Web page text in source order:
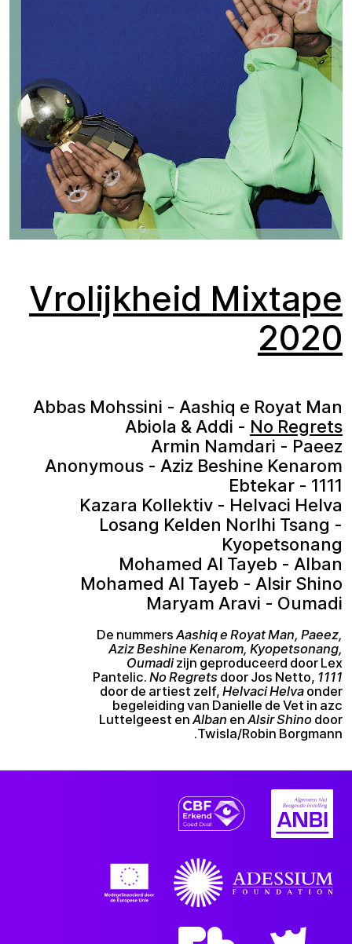
Vrolijkheid Mixtape
2020
Abbas Mohssini - Aashiq e Royat Man
Abiola & Addi - No Regrets
Armin Namdari - Paeez
Anonymous - Aziz Beshine Kenarom
Ebtekar - 1111
Kazara Kollektiv - Helvaci Helva
Losang Kelden Norlhi Tsang -
Kyopetsonang
Mohamed Al Tayeb - Alban
Mohamed Al Tayeb - Alsir Shino
Maryam Aravi - Oumadi
De nummersAashiq e Royat Man, Paeez,
Aziz Beshine Kenarom, Kyopetsonang,
Oumadizijn geproduceerd door Lex
Pantelic.No Regrets door Jos Netto, 1111
door de artiest zelf,Helvaci Helvaonder
begeleiding van Danielle de Vet in azc
Luttelgeest enAlban enAlsir Shinodoor
Twisla/Robin Borgmann.